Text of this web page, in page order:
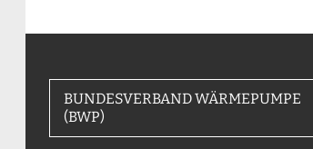
BUNDESVERBAND WÄRMEPUMPE
(BWP)